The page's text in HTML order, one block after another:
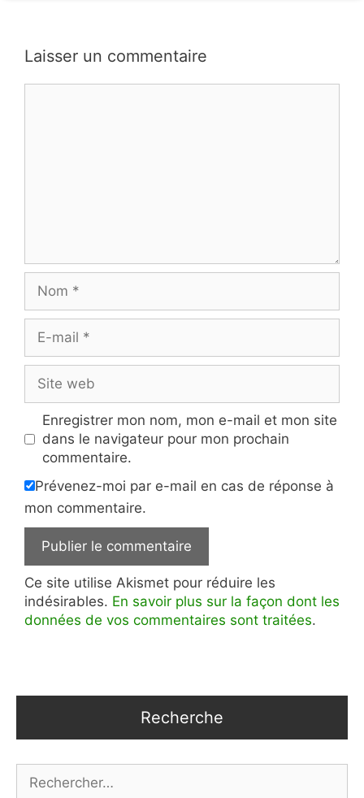
Laisser un commentaire
mail
web
Enregistrer mon nom, mon e-mail et mon site
dans le navigateur pour mon prochain
commentaire.
Prévenez-moi par e-mail en cas de réponse à
mon commentaire.
Ce site utilise Akismet pour réduire les
indésirables. En savoir plus sur la façon dont les
données de vos commentaires sont traitées.
Recherche